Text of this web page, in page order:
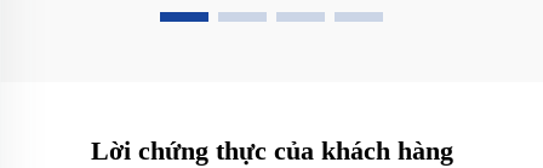
Lời chứng thực của khách hàng